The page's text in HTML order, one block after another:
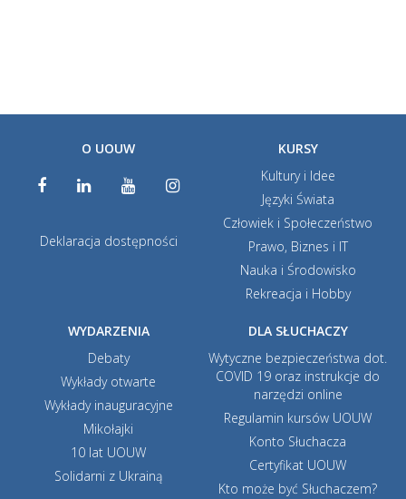
O UOUW
Deklaracja dostępności
KURSY
Kultury i Idee
Języki Świata
Człowiek i Społeczeństwo
Prawo, Biznes i IT
Nauka i Środowisko
Rekreacja i Hobby
WYDARZENIA
Debaty
Wykłady otwarte
Wykłady inauguracyjne
Mikołajki
10 lat UOUW
Solidarni z Ukrainą
DLA SŁUCHACZY
Wytyczne bezpieczeństwa dot.
COVID 19 oraz instrukcje do
narzędzi online
Regulamin kursów UOUW
Konto Słuchacza
Certyfikat UOUW
Kto może być Słuchaczem?